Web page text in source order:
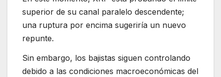
superior de su canal paralelo descendente;
una ruptura por encima sugeriría un nuevo
repunte.
Sin embargo, los bajistas siguen controlando
debido a las condiciones macroeconómicas del